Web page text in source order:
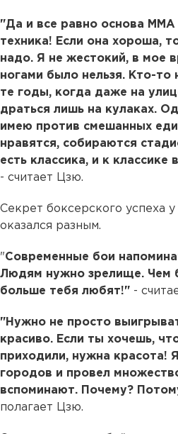
"Да и все равно основа ММА
техника! Если она хороша,
надо. Я не жестокий, в мое
ногами было нельзя. Кто-то
те годы, когда даже на
драться лишь на кулаках.
имею против смешанных
нравятся, собираются
есть классика, и к
- считает Цзю.
Секрет боксерского успеха
оказался разным.
"Современные бои
Людям нужно зрелище. Чем
больше тебя любят!" -
"Нужно не просто
красиво. Если ты хочешь,
приходили, нужна красота!
городов и провел
вспоминают. Почему?
полагает Цзю.